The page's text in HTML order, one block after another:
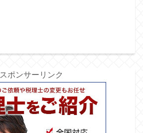
スポンサーリンク